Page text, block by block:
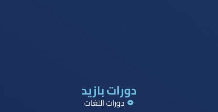
دورات بازيد
دورات اللغات